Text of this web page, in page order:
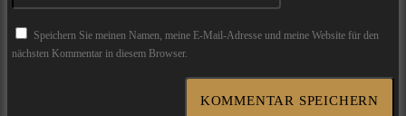
Speichern Sie meinen Namen, meine E-Mail-Adresse und meine Website für den
nächsten Kommentar in diesem Browser.